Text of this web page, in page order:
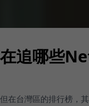
在追哪些
在台灣區的排行榜，